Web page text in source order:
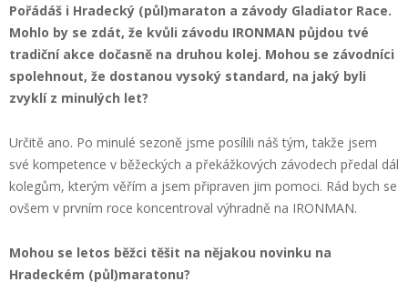
Pořádáš i Hradecký (půl)maraton a závody Gladiator Race.
Mohlo by se zdát, že kvůli závodu IRONMAN půjdou tvé
tradiční akce dočasně na druhou kolej. Mohou se závodníci
spolehnout, že dostanou vysoký standard, na jaký byli
zvyklí z minulých let?
Určitě ano. Po minulé sezoně jsme posílili náš tým, takže jsem
své kompetence v běžeckých a překážkových závodech předal dál
kolegům, kterým věřím a jsem připraven jim pomoci. Rád bych se
ovšem v prvním roce koncentroval výhradně na IRONMAN.
Mohou se letos běžci těšit na nějakou novinku na
Hradeckém (půl)maratonu?